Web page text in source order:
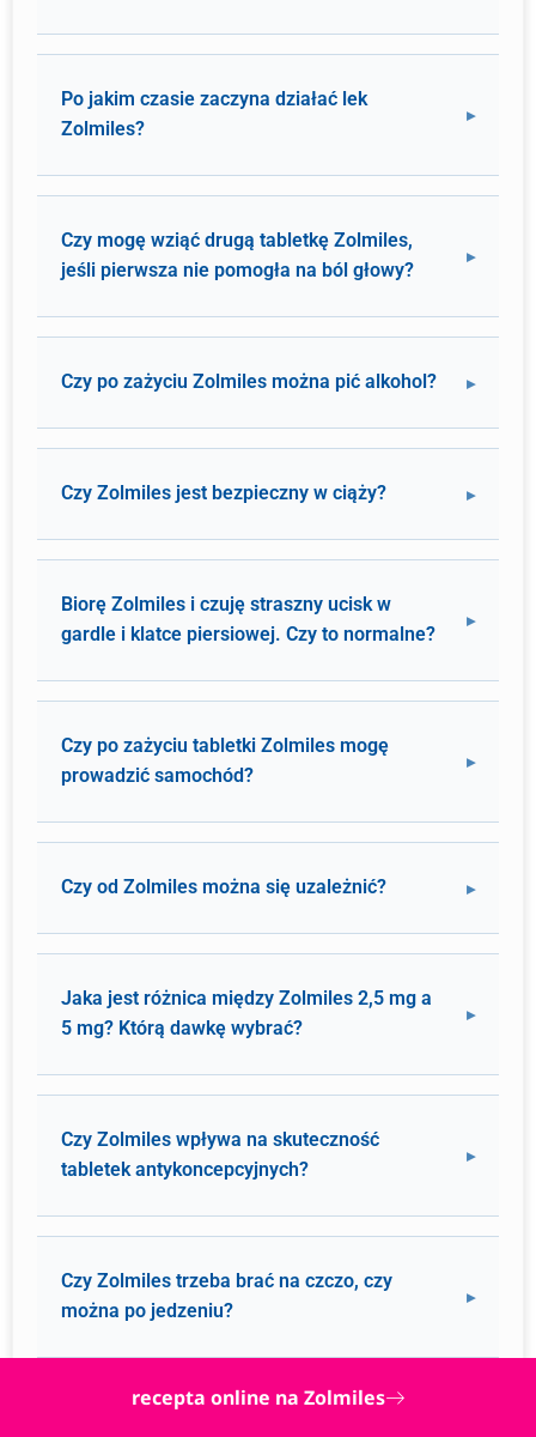
Po jakim czasie zaczyna działać lek
Zolmiles?
Czy mogę wziąć drugą tabletkę Zolmiles,
jeśli pierwsza nie pomogła na ból głowy?
Czy po zażyciu Zolmiles można pić alkohol?
Czy Zolmiles jest bezpieczny w ciąży?
Biorę Zolmiles i czuję straszny ucisk w
gardle i klatce piersiowej. Czy to normalne?
Czy po zażyciu tabletki Zolmiles mogę
prowadzić samochód?
Czy od Zolmiles można się uzależnić?
Jaka jest różnica między Zolmiles 2,5 mg a
5 mg? Którą dawkę wybrać?
Czy Zolmiles wpływa na skuteczność
tabletek antykoncepcyjnych?
Czy Zolmiles trzeba brać na czczo, czy
można po jedzeniu?
recepta online na Zolmiles